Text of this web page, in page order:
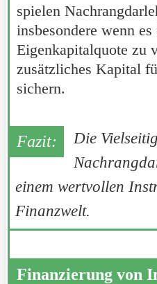
spielen
insbesondere wenn
Eigenkapitalquote zu
zusätzliches Kapital
sichern.
Die
einem wertvollen
Finanzwelt.
Finanzierung von